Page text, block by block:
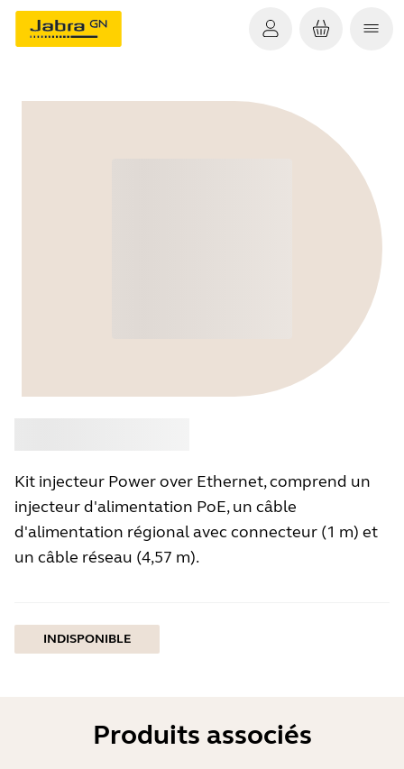
Kit injecteur Power over Ethernet, comprend un
injecteur d'alimentation PoE, un câble
d'alimentation régional avec connecteur (1 m) et
un câble réseau (4,57 m).
INDISPONIBLE
Produits associés